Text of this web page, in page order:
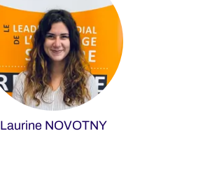
Laurine NOVOTNY